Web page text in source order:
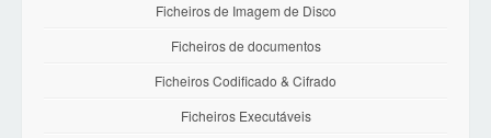
Ficheiros de Imagem de Disco
Ficheiros de documentos
Ficheiros Codificado & Cifrado
Ficheiros Executáveis